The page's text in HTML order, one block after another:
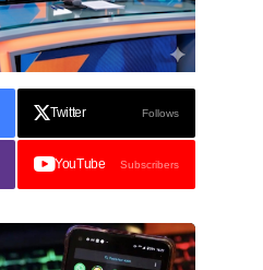
Twitter Follows
YouTube Subscribers